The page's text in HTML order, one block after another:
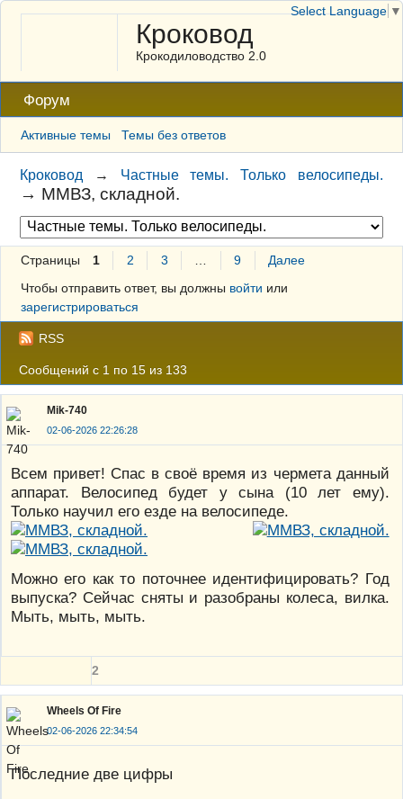
Кроковод
Крокодиловодство 2.0
Форум
Активные темы Темы без ответов
Кроковод → Частные темы. Только велосипеды.
→ ММВЗ, складной.
Страницы 1 2 3 9
Далее
Чтобы отправить ответ, вы должны войти или
зарегистрироваться
RSS
Сообщений с 1 по 15 из 133
Mik-740
02-06-2026 22:26:28
Всем привет! Спас в своё время из чермета данный
аппарат. Велосипед будет у сына (10 лет ему).
Только научил его езде на велосипеде.
Можно его как то поточнее идентифицировать? Год
выпуска? Сейчас сняты и разобраны колеса, вилка.
Мыть, мыть, мыть.
2
Wheels Of Fire
02-06-2026 22:34:54
Последние две цифры
Select Language ▼